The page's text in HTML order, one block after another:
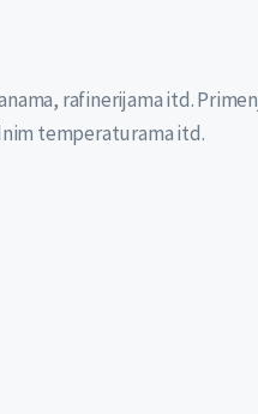
rafinerijama itd.
temperaturama itd.